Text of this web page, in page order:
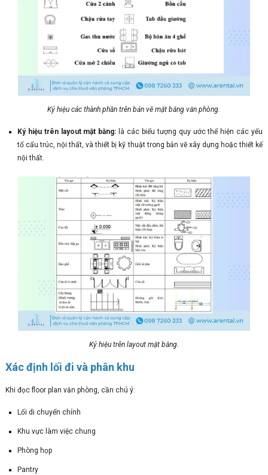
Ký hiệu các thành phần trên bản vẽ mặt bằng văn phòng.
Ký hiệu trên layout mặt bằng: là các biểu tượng quy ước thể hiện các yếu
tố cấu trúc, nội thất, và thiết bị kỹ thuật trong bản vẽ xây dựng hoặc thiết kế
nội thất.
Ký hiệu trên layout mặt bằng.
Xác định lối đi và phân khu
Khi đọc floor plan văn phòng, cần chú ý:
Lối di chuyển chính
Khu vực làm việc chung
Phòng họp
Pantry